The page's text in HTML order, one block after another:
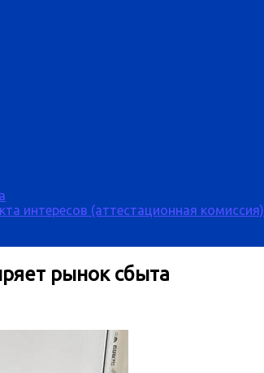
интересов (аттестационная комиссия)
рынок сбыта